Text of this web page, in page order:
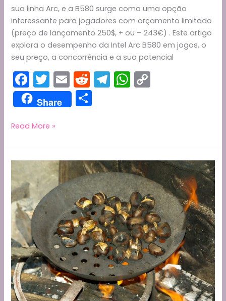
sua linha Arc, e a B580 surge como uma opção
interessante para jogadores com orçamento limitado
(preço de lançamento 250$, + ou – 243€) . Este artigo
explora o desempenho da Intel Arc B580 em jogos, o
seu preço, a concorrência e a sua potencial
F
a
c
e
b
o
o
k
T
w
itt
er
E
m
ai
R
e
d
t
T
el
a
m
W
h
A
p
p
Li
n
k
Share
e
Placa
Intel
Arc
B580:
Uma
Opção
Viável
para
Jogos
e
AI?
Read More »